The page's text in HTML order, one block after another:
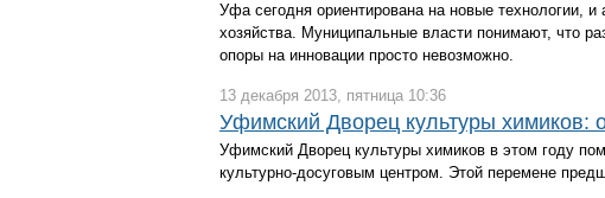
Уфа сегодня ориентирована на новые технологии, и
хозяйства. Муниципальные власти понимают, что
опоры на инновации просто невозможно.
13 декабря 2013, пятница 10:36
Уфимский Дворец культуры химиков:
Уфимский Дворец культуры химиков в этом году
культурно-досуговым центром. Этой перемене